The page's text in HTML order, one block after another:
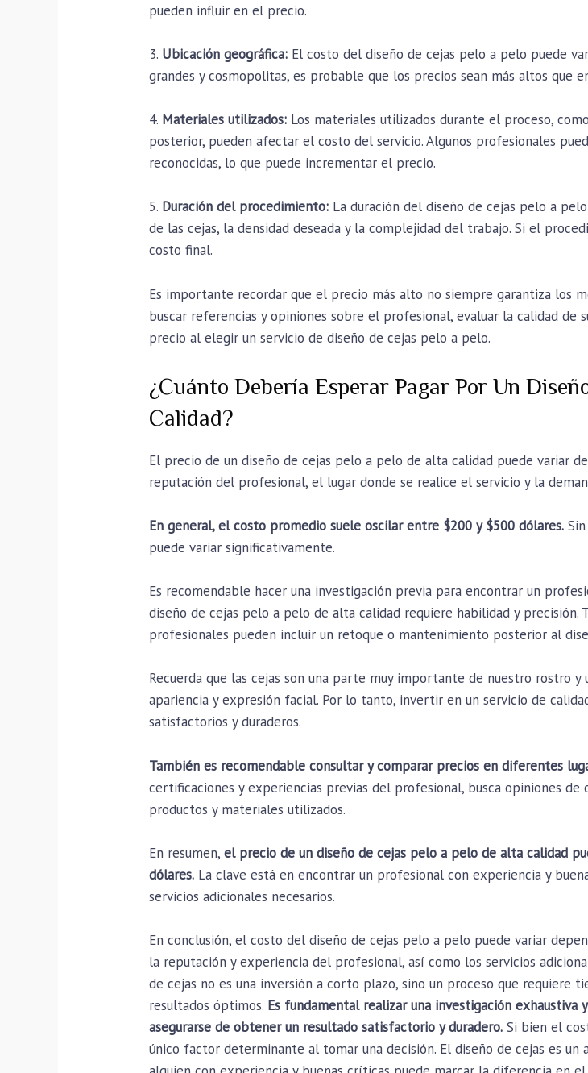
pueden influir en el precio.
3. Ubicación geográfica: El costo del diseño de cejas pelo a pelo puede
grandes y cosmopolitas, es probable que los precios sean más altos que
4. Materiales utilizados: Los materiales utilizados durante el proceso,
posterior, pueden afectar el costo del servicio. Algunos profesionales
reconocidas, lo que puede incrementar el precio.
5. Duración del procedimiento: La duración del diseño de cejas pelo a
de las cejas, la densidad deseada y la complejidad del trabajo. Si el
costo final.
Es importante recordar que el precio más alto no siempre garantiza los
buscar referencias y opiniones sobre el profesional, evaluar la calidad
precio al elegir un servicio de diseño de cejas pelo a pelo.
¿Cuánto Debería Esperar Pagar Por Un
Calidad?
El precio de un diseño de cejas pelo a pelo de alta calidad puede variar
reputación del profesional, el lugar donde se realice el servicio y la
En general, el costo promedio suele oscilar entre $200 y $500 dólares.
puede variar significativamente.
Es recomendable hacer una investigación previa para encontrar un
diseño de cejas pelo a pelo de alta calidad requiere habilidad y
profesionales pueden incluir un retoque o mantenimiento posterior al
Recuerda que las cejas son una parte muy importante de nuestro rostro
apariencia y expresión facial. Por lo tanto, invertir en un servicio de
satisfactorios y duraderos.
También es recomendable consultar y comparar precios en diferentes
certificaciones y experiencias previas del profesional, busca opiniones
productos y materiales utilizados.
En resumen,el precio de un diseño de cejas pelo a pelo de alta calidad
dólares. La clave está en encontrar un profesional con experiencia y
servicios adicionales necesarios.
En conclusión, el costo del diseño de cejas pelo a pelo puede variar
la reputación y experiencia del profesional, así como los servicios
de cejas no es una inversión a corto plazo, sino un proceso que requiere
resultados óptimos. Es fundamental realizar una investigación
asegurarse de obtener un resultado satisfactorio y duradero. Si bien el
único factor determinante al tomar una decisión. El diseño de cejas es